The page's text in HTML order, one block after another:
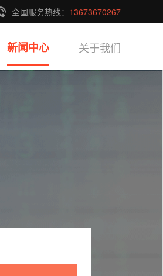
全国服务热线： 13673670267
新闻中心 关于我们